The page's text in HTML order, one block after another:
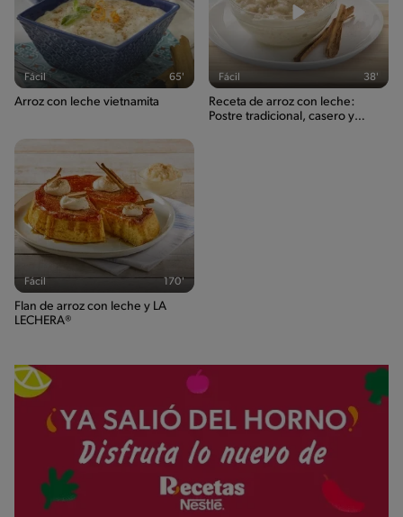
Fácil 65'
Arroz con leche vietnamita
Fácil 38'
Receta de arroz con leche:
Postre tradicional, casero y
Fácil 170'
Flan de arroz con leche y LA
LECHERA®